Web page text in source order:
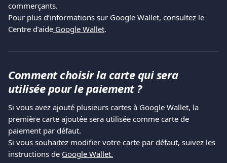
commerçants.
Pour plus d’informations sur Google Wallet, consultez le
Centre d’aide Google Wallet.
Comment choisir la carte qui sera
utilisée pour le paiement ?
Si vous avez ajouté plusieurs cartes à Google Wallet, la
première carte ajoutée sera utilisée comme carte de
paiement par défaut.
Si vous souhaitez modifier votre carte par défaut, suivez les
instructions de Google Wallet.